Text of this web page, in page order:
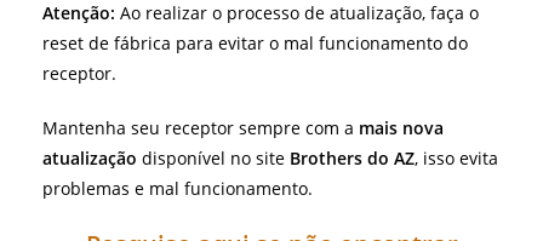
Atenção: Ao realizar o processo de atualização, faça o
reset de fábrica para evitar o mal funcionamento do
receptor.
Mantenha seu receptor sempre com a mais nova
atualização disponível no site Brothers do AZ, isso evita
problemas e mal funcionamento.